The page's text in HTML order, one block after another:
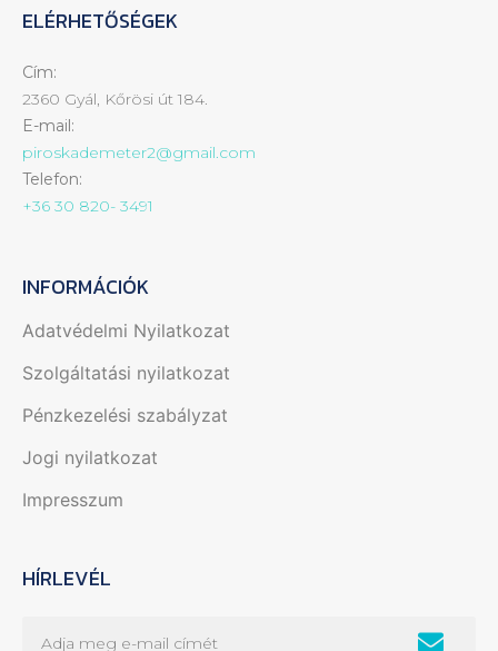
ELÉRHETŐSÉGEK
Cím:
2360 Gyál, Kőrösi út 184.
E-mail:
piroskademeter2@gmail.com
Telefon:
+36 30 820- 3491
INFORMÁCIÓK
Adatvédelmi Nyilatkozat
Szolgáltatási nyilatkozat
Pénzkezelési szabályzat
Jogi nyilatkozat
Impresszum
HÍRLEVÉL